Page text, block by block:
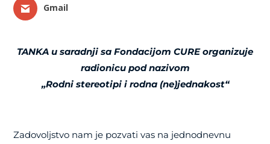
Gmail
TANKA u saradnji sa Fondacijom CURE organizuje
radionicu pod nazivom
„Rodni stereotipi i rodna (ne)jednakost“
Zadovoljstvo nam je pozvati vas na jednodnevnu